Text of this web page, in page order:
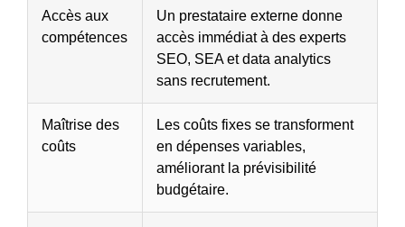
Accès aux
compétences
Un prestataire externe donne
accès immédiat à des experts
SEO, SEA et data analytics
sans recrutement.
Maîtrise des
coûts
Les coûts fixes se transforment
en dépenses variables,
améliorant la prévisibilité
budgétaire.